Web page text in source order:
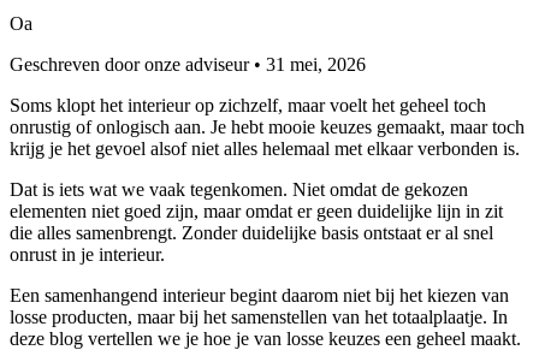
Oa
Geschreven door onze adviseur • 31 mei, 2026
Soms klopt het interieur op zichzelf, maar voelt het geheel toch
onrustig of onlogisch aan. Je hebt mooie keuzes gemaakt, maar toch
krijg je het gevoel alsof niet alles helemaal met elkaar verbonden is.
Dat is iets wat we vaak tegenkomen. Niet omdat de gekozen
elementen niet goed zijn, maar omdat er geen duidelijke lijn in zit
die alles samenbrengt. Zonder duidelijke basis ontstaat er al snel
onrust in je interieur.
Een samenhangend interieur begint daarom niet bij het kiezen van
losse producten, maar bij het samenstellen van het totaalplaatje. In
deze blog vertellen we je hoe je van losse keuzes een geheel maakt.